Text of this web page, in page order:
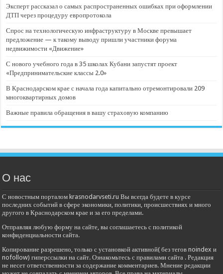
Эксперт рассказал о самых распространенных ошибках при оформлении
ДТП через процедуру европротокола
Спрос на технологическую инфраструктуру в Москве превышает
предложение — к такому выводу пришли участники форума
недвижимости «Движение»
С нового учебного года в 35 школах Кубани запустят проект
«Предпринимательские классы 2.0»
В Краснодарском крае с начала года капитально отремонтировали 209
многоквартирных домов
Важные правила обращения в вашу страховую компанию
О нас
С новостным порталом krasnodarvseti.ru Вы всегда будете в курсе
последних событий в сфере экономики, политики, происшествиях и много
другого в Краснодарском крае и за его пределами.
Отправляя любую форму на сайте, вы соглашаетесь с политикой
конфиденциальности сайта.
Копирование разрешено, только с установкой активной( без тегов noindex и
nofollow) гиперссылки на сайт. Ознакомьтесь с правилами сайта . Редакция
не несет ответственности за содержание комментариев. Мнение редакции